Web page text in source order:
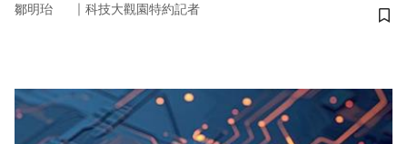
鄒明珆 ｜ 科技大觀園特約記者
儲